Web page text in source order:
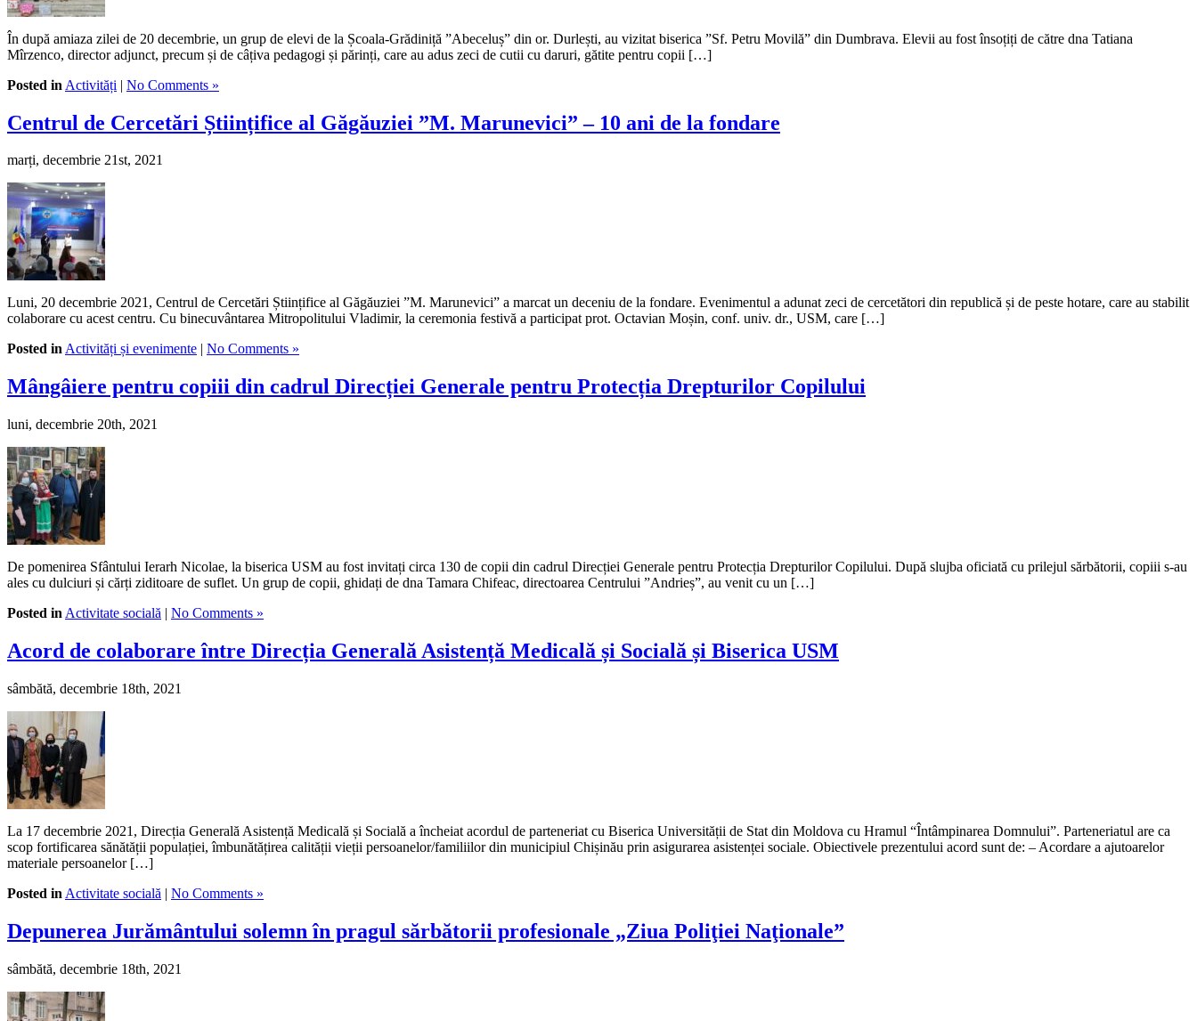
În după amiaza zilei de 20 decembrie, un grup de elevi de la Școala-Grădiniță ”Abeceluș” din or. Durlești, au vizitat biserica ”Sf. Petru Movilă” din Dumbrava. Elevii au fost însoțiți de către dna Tatiana
Mîrzenco, director adjunct, precum și de câțiva pedagogi și părinți, care au adus zeci de cutii cu daruri, gătite pentru copii […]
Posted in Activități | No Comments »
Centrul de Cercetări Științifice al Găgăuziei ”M. Marunevici” – 10 ani de la fondare
marți, decembrie 21st, 2021
Luni, 20 decembrie 2021, Centrul de Cercetări Științifice al Găgăuziei ”M. Marunevici” a marcat un deceniu de la fondare. Evenimentul a adunat zeci de cercetători din republică și de peste hotare, care au stabilit
colaborare cu acest centru. Cu binecuvântarea Mitropolitului Vladimir, la ceremonia festivă a participat prot. Octavian Moșin, conf. univ. dr., USM, care […]
Posted inActivități și evenimente | No Comments »
Mângâiere pentru copiii din cadrul Direcției Generale pentru Protecția Drepturilor Copilului
luni, decembrie 20th, 2021
De pomenirea Sfântului Ierarh Nicolae, la biserica USM au fost invitați circa 130 de copii din cadrul Direcției Generale pentru Protecția Drepturilor Copilului. După slujba oficiată cu prilejul sărbătorii, copiii s-au
ales cu dulciuri și cărți ziditoare de suflet. Un grup de copii, ghidați de dna Tamara Chifeac, directoarea Centrului ”Andrieș”, au venit cu un […]
Posted in Activitate socială | No Comments »
Acord de colaborare între Direcția Generală Asistență Medicală și Socială și Biserica USM
sâmbătă, decembrie 18th, 2021
La 17 decembrie 2021, Direcția Generală Asistență Medicală și Socială a încheiat acordul de parteneriat cu Biserica Universității de Stat din Moldova cu Hramul “Întâmpinarea Domnului”. Parteneriatul are ca
scop fortificarea sănătății populației, îmbunătățirea calității vieții persoanelor/familiilor din municipiul Chișinău prin asigurarea asistenței sociale. Obiectivele prezentului acord sunt de: – Acordare a ajutoarelor
materiale persoanelor […]
Posted in Activitate socială | No Comments »
Depunerea Jurământului solemn în pragul sărbătorii profesionale „Ziua Poliţiei Naţionale”
sâmbătă, decembrie 18th, 2021